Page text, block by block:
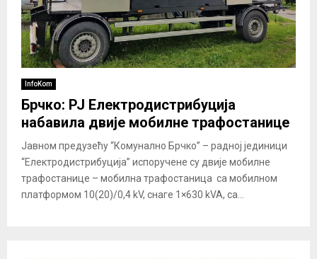
InfoKom
Брчко: РЈ Електродистрибуција
набавила двије мобилне трафостанице
Јавном предузећу “Комунално Брчко” – радној јединици
“Електродистрибуција” испоручене су двије мобилне
трафостанице – мобилна трафостаница са мобилном
платформом 10(20)/0,4 kV, снаге 1×630 kVA, са...